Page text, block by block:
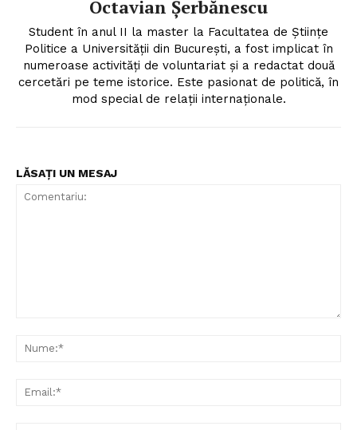
Octavian Șerbănescu
Student în anul II la master la Facultatea de Științe
Politice a Universității din București, a fost implicat în
numeroase activități de voluntariat și a redactat două
cercetări pe teme istorice. Este pasionat de politică, în
mod special de relații internaționale.
LĂSAȚI UN MESAJ